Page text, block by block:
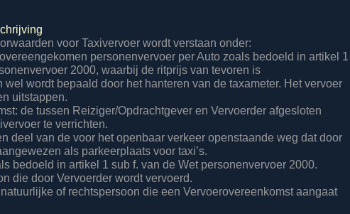
voor Taxivervoer wordt verstaan onder:
personenvervoer per Auto zoals bedoeld in artikel 1
2000, waarbij de ritprijs van tevoren is
wel wordt bepaald door het hanteren van de taxameter. Het vervoer
uitstappen.
de tussen Reiziger/Opdrachtgever en Vervoerder afgesloten
te verrichten.
deel van de voor het openbaar verkeer openstaande weg dat door
als parkeerplaats voor taxi’s.
bedoeld in artikel 1 sub f. van de Wet personenvervoer 2000.
die door Vervoerder wordt vervoerd.
of rechtspersoon die een Vervoerovereenkomst aangaat